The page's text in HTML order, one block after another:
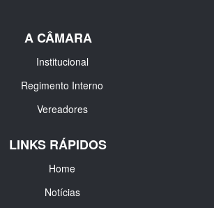
A CÂMARA
Institucional
Regimento Interno
Vereadores
LINKS RÁPIDOS
Home
Notícias